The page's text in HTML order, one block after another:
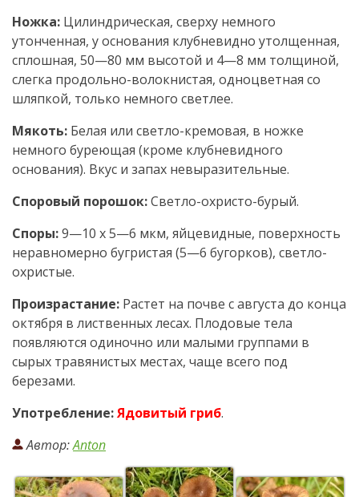
Ножка: Цилиндрическая, сверху немного
утонченная, у основания клубневидно утолщенная,
сплошная, 50—80 мм высотой и 4—8 мм толщиной,
слегка продольно-волокнистая, одноцветная со
шляпкой, только немного светлее.
Мякоть: Белая или светло-кремовая, в ножке
немного буреющая (кроме клубневидного
основания). Вкус и запах невыразительные.
Споровый порошок:Светло-охристо-бурый.
Споры:9—10 х 5—6 мкм, яйцевидные, поверхность
неравномерно бугристая (5—6 бугорков), светло-
охристые.
Произрастание: Растет на почве с августа до конца
октября в лиственных лесах. Плодовые тела
появляются одиночно или малыми группами в
сырых травянистых местах, чаще всего под
березами.
Употребление:Ядовитый гриб.
Автор:Anton